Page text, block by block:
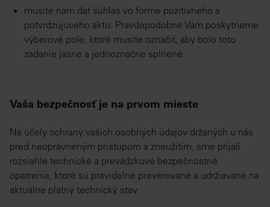
musíte nám dať súhlas vo forme pozitívneho a
potvrdzujúceho aktu. Pravdepodobne Vám poskytneme
výberové pole, ktoré musíte označiť, aby bolo toto
zadanie jasne a jednoznačne splnené.
Vaša bezpečnosť je na prvom mieste
Na účely ochrany vašich osobných údajov držaných u nás
pred neoprávneným prístupom a zneužitím, sme prijali
rozsiahle technické a prevádzkové bezpečnostné
opatrenia, ktoré sú pravidelne preverované a udržiavané na
aktuálne platný technický stav.